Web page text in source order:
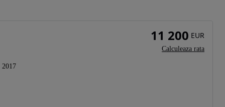
2017
11 200 EUR
Calculeaza rata